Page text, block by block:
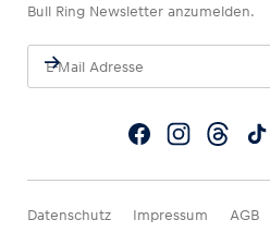
Bull Ring Newsletter anzumelden.
Datenschutz Impressum AGB